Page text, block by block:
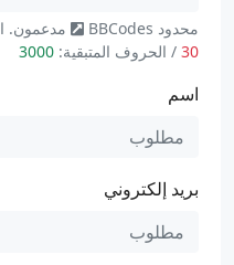
محدود BBCodes
مدعمون.
30 / الحروف المتبقية: 3000
اسم
بريد إلكتروني